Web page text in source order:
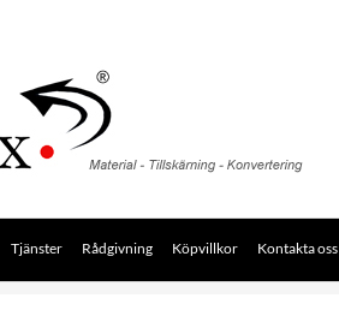
Tjänster Rådgivning Köpvillkor Kontakta oss